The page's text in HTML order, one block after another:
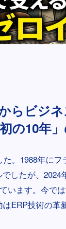
らビジ
の10年
。1988年にフ
したが、
います。今で
ERP技術の革